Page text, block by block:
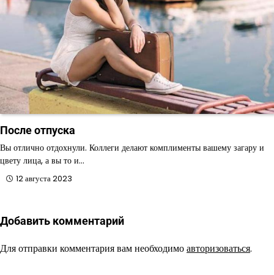
После отпуска
Вы отлично отдохнули. Коллеги делают комплименты вашему загару и
цвету лица, а вы то и…
12 августа 2023
Добавить комментарий
Для отправки комментария вам необходимоавторизоваться.